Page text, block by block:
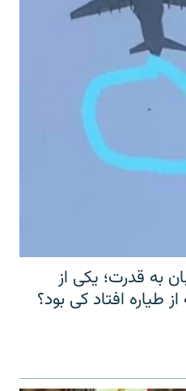
به قدرت؛ یکی از
طیاره افتاد کی بود؟